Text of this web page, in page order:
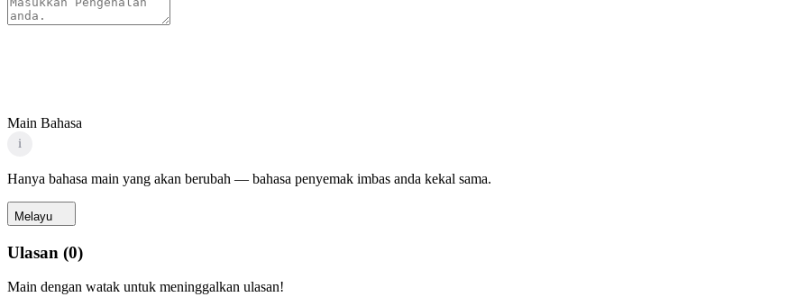
Main Bahasa
i
Hanya bahasa main yang akan berubah — bahasa penyemak imbas anda kekal sama.
Melayu
Ulasan (0)
Main dengan watak untuk meninggalkan ulasan!